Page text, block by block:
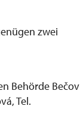
zwei
Behörde Bečov
Tel.